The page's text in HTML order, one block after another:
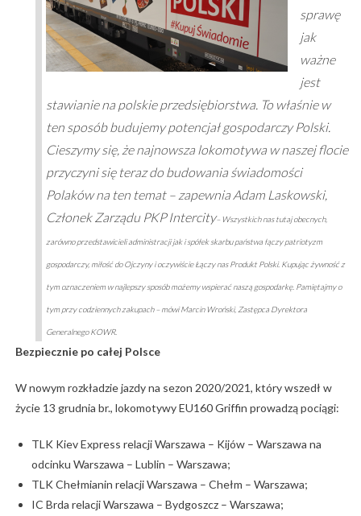
sprawę
jak
ważne
jest
stawianie na polskie przedsiębiorstwa. To właśnie w
ten sposób budujemy potencjał gospodarczy Polski.
Cieszymy się, że najnowsza lokomotywa w naszej flocie
przyczyni się teraz do budowania świadomości
Polaków na ten temat – zapewnia Adam Laskowski,
Członek Zarządu PKP Intercity– Wszystkich nas tutaj obecnych,
zarówno przedstawicieli administracji jak i spółek skarbu państwa łączy patriotyzm
gospodarczy, miłość do Ojczyny i oczywiście Łączy nas Produkt Polski. Kupując żywność z
tym oznaczeniem w najlepszy sposób możemy wspierać naszą gospodarkę. Pamiętajmy o
tym przy codziennych zakupach – mówi Marcin Wroński, Zastępca Dyrektora
Generalnego KOWR.
Bezpiecznie po całej Polsce
W nowym rozkładzie jazdy na sezon 2020/2021, który wszedł w
życie 13 grudnia br., lokomotywy EU160 Griffin prowadzą pociągi:
TLK Kiev Express relacji Warszawa – Kijów – Warszawa na
odcinku Warszawa – Lublin – Warszawa;
TLK Chełmianin relacji Warszawa – Chełm – Warszawa;
IC Brda relacji Warszawa – Bydgoszcz – Warszawa;